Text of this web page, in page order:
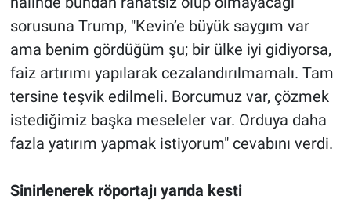
sorusuna Trump, "Kevin’e büyük saygım var
ama benim gördüğüm şu; bir ülke iyi gidiyorsa,
faiz artırımı yapılarak cezalandırılmamalı. Tam
tersine teşvik edilmeli. Borcumuz var, çözmek
istediğimiz başka meseleler var. Orduya daha
fazla yatırım yapmak istiyorum" cevabını verdi.
Sinirlenerek röportajı yarıda kesti